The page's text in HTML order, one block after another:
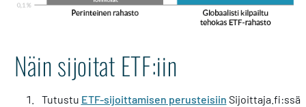
Näin sijoitat ETF:iin
Tutustu ETF-sijoittamisen perusteisiin Sijoittaja.fi:ssä.